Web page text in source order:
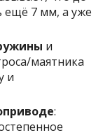
ещё 7 мм, а уже
и
маятника
и
: